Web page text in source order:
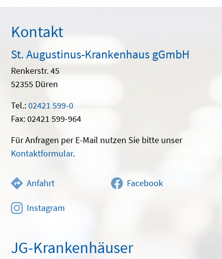
Kontakt
St. Augustinus-Krankenhaus gGmbH
Renkerstr. 45
52355 Düren
Tel.:02421 599-0
Fax: 02421 599-964
Für Anfragen per E-Mail nutzen Sie bitte unser
Kontaktformular.
Anfahrt Facebook
Instagram
JG-Krankenhäuser